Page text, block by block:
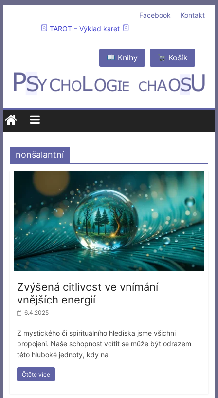
Kontakt
Facebook
TAROT – Výklad karet
Košík
Knihy
nonšalantní
Zvýšená citlivost ve vnímání
vnějších energií
6.4.2025
Z mystického či spirituálního hlediska jsme všichni
propojeni. Naše schopnost vcítit se může být odrazem
této hluboké jednoty, kdy na
Čtěte více